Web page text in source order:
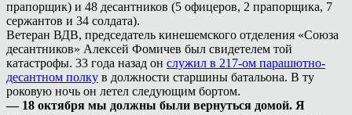
прапорщик) и 48 десантников (5 офицеров, 2 прапорщика, 7
сержантов и 34 солдата).
Ветеран ВДВ, председатель кинешемского отделения «Союза
десантников» Алексей Фомичев был свидетелем той
катастрофы. 33 года назад он служил в 217-ом парашютно-
десантном полку в должности старшины батальона. В ту
роковую ночь он летел следующим бортом.
— 18 октября мы должны были вернуться домой. Я